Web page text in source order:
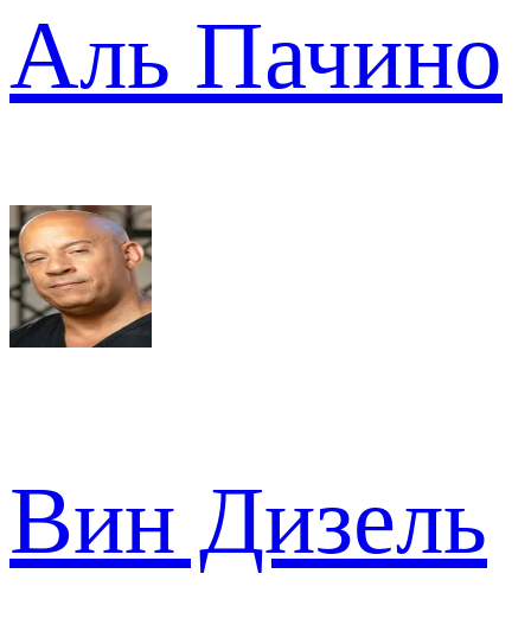
Аль Пачино
Вин Дизель